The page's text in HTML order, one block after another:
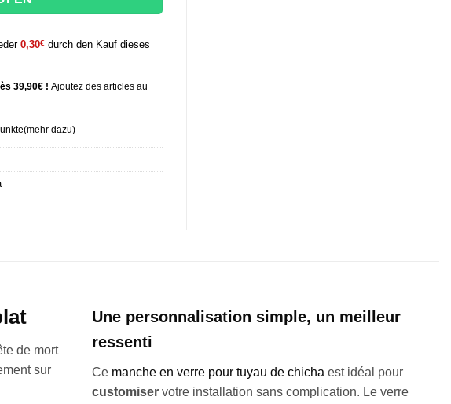
0,30€ durch den Kauf dieses
39,90€ ! Ajoutez des articles au
(mehrdazu)
de mort
sur
Une personnalisation simple, un meilleur
ressenti
Ce manche en verre pour tuyau de chicha est idéal pour
customiser votre installation sans complication. Le verre